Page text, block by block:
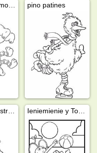
pino patines